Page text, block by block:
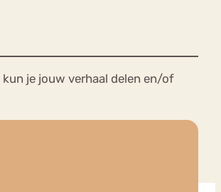
kun je jouw verhaal delen en/of